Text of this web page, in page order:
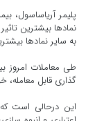
پلیمر آریاساسول،
نمادها بیشترین
به سایر نمادها
طی معاملات امروز
گذاری قابل
این درحالی است